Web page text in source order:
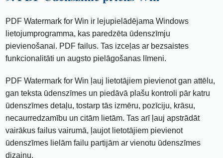
PDF Watermark for Win ir lejupielādējama Windows
lietojumprogramma, kas paredzēta ūdenszīmju
pievienošanai. PDF failus. Tas izceļas ar bezsaistes
funkcionalitāti un augsto pielāgošanas līmeni.
PDF Watermark for Win ļauj lietotājiem pievienot gan attēlu,
gan teksta ūdenszīmes un piedāvā plašu kontroli pār katru
ūdenszīmes detaļu, tostarp tās izmēru, pozīciju, krāsu,
necaurredzamību un citām lietām. Tas arī ļauj apstrādāt
vairākus failus vairumā, ļaujot lietotājiem pievienot
ūdenszīmes lielām failu partijām ar vienotu ūdenszīmes
dizainu.